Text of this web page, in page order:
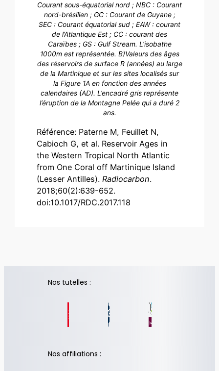
Courant sous-équatorial nord ; NBC : Courant
nord-brésilien ; GC : Courant de Guyane ;
SEC : Courant équatorial sud ; EAW : courant
de l’Atlantique Est ; CC : courant des
Caraïbes ; GS : Gulf Stream. L’isobathe
1000m est représentée. B)Valeurs des âges
des réservoirs de surface R (années) au large
de la Martinique et sur les sites localisés sur
la Figure 1A en fonction des années
calendaires (AD). L’encadré gris représente
l’éruption de la Montagne Pelée qui a duré 2
ans.
Référence: Paterne M, Feuillet N,
Cabioch G, et al. Reservoir Ages in
the Western Tropical North Atlantic
from One Coral off Martinique Island
(Lesser Antilles). Radiocarbon.
2018;60(2):639-652.
doi:10.1017/RDC.2017.118
Nos tutelles :
Nos affiliations :